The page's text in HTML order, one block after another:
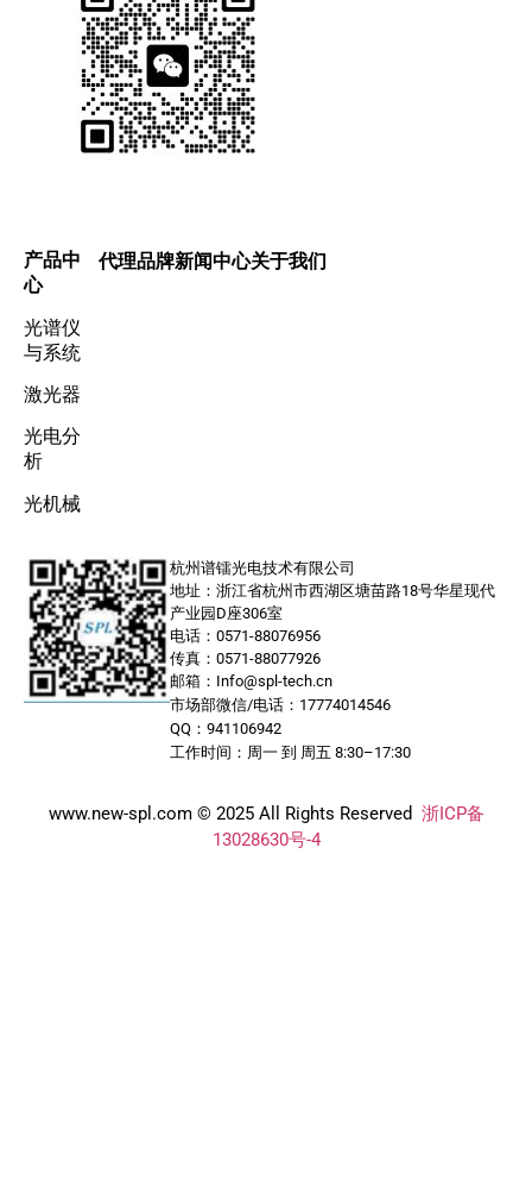
产品中
心
光谱仪
与系统
激光器
光电分
析
光机械
代理品牌新闻中心关于我们
杭州谱镭光电技术有限公司
地址：浙江省杭州市西湖区塘苗路18号华星现代
产业园D座306室
电话：0571-88076956
传真：0571-88077926
邮箱：Info@spl-tech.cn
市场部微信/电话：17774014546
QQ：941106942
工作时间：周一 到 周五 8:30–17:30
www.new-spl.com © 2025 All Rights Reserved 浙ICP备
13028630号-4